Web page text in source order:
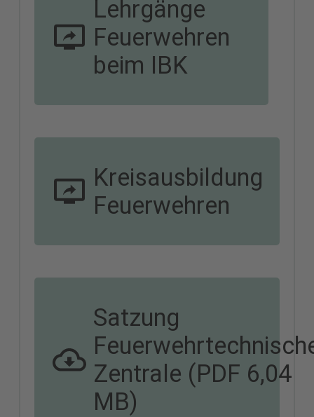
Lehrgänge
Feuerwehren
beim IBK
Kreisausbildung
Feuerwehren
Satzung
Zentrale (PDF 6,04
MB)